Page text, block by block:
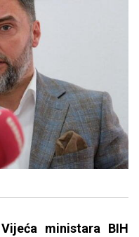
ministara BIH